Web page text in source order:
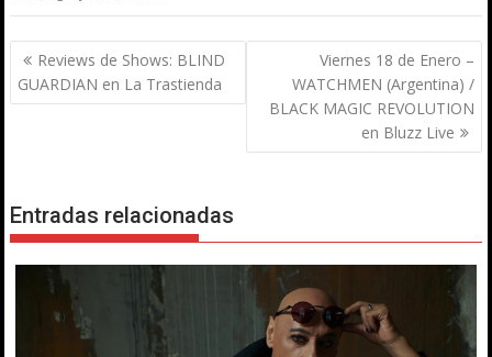
Navegación
de
entradas
Reviews de Shows: BLIND
GUARDIAN en La Trastienda
Viernes 18 de Enero –
WATCHMEN (Argentina) /
BLACK MAGIC REVOLUTION
en Bluzz Live
Entradas relacionadas